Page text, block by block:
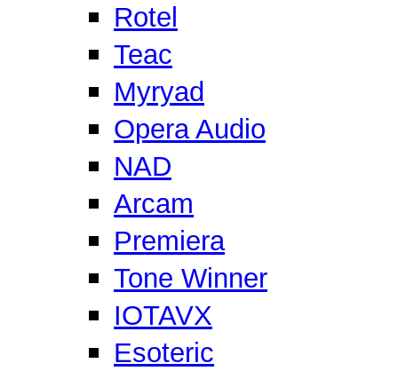
Rotel
Teac
Myryad
Opera Audio
NAD
Arcam
Premiera
Tone Winner
IOTAVX
Esoteric